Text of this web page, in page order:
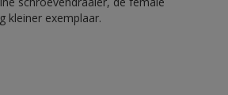
kleiner exemplaar.